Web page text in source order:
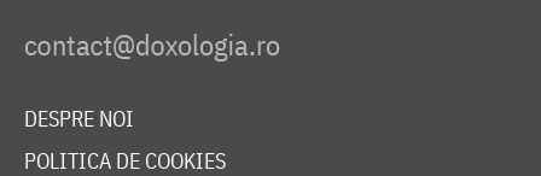
DESPRE NOI
POLITICA DE COOKIES